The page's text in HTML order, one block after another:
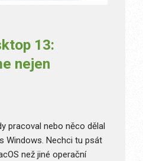
13:
nejen
pracoval nebo něco dělal
Windows. Nechci tu psát
než jiné operační